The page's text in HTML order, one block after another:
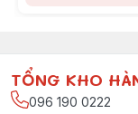
TỔNG KHO
096 190 0222